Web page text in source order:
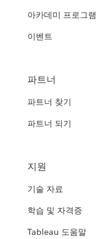
아카데미 프로그램
이벤트
파트너
파트너 찾기
파트너 되기
지원
기술 자료
학습 및 자격증
Tableau 도움말